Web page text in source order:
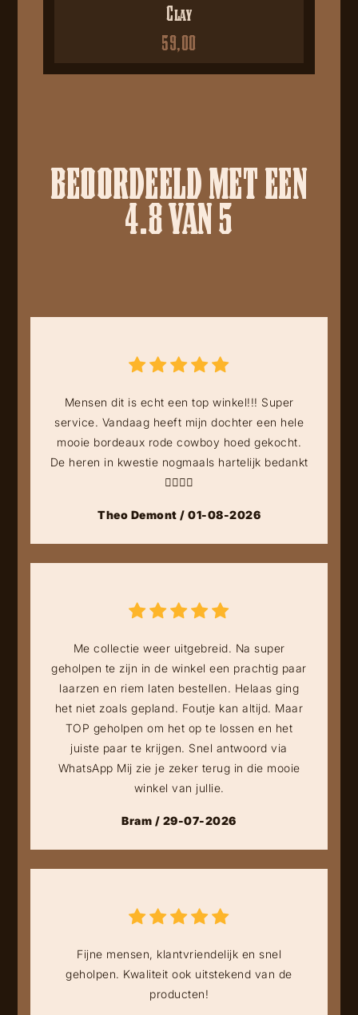
Clay
59,00
BEOORDEELD MET EEN
4.8 VAN 5
Mensen dit is echt een top winkel!!! Super
service. Vandaag heeft mijn dochter een hele
mooie bordeaux rode cowboy hoed gekocht.
De heren in kwestie nogmaals hartelijk bedankt
👍🏻👍🏻
Theo Demont / 01-08-2026
Me collectie weer uitgebreid. Na super
geholpen te zijn in de winkel een prachtig paar
laarzen en riem laten bestellen. Helaas ging
het niet zoals gepland. Foutje kan altijd. Maar
TOP geholpen om het op te lossen en het
juiste paar te krijgen. Snel antwoord via
WhatsApp Mij zie je zeker terug in die mooie
winkel van jullie.
Bram / 29-07-2026
Fijne mensen, klantvriendelijk en snel
geholpen. Kwaliteit ook uitstekend van de
producten!